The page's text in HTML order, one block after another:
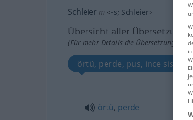
Schleier m <-s; Schleier>
Übersicht aller
(Für mehr Details die Übersetzung
örtü, perde, pus, ince sis
örtü, perde